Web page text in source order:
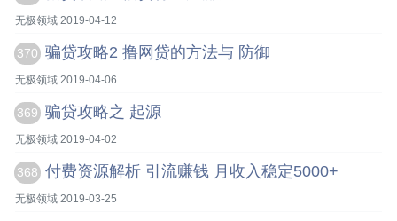
无极领域 2019-04-12
370 骗贷攻略2 撸网贷的方法与 防御
无极领域 2019-04-06
369 骗贷攻略之 起源
无极领域 2019-04-02
368 付费资源解析 引流赚钱 月收入稳定5000+
无极领域 2019-03-25